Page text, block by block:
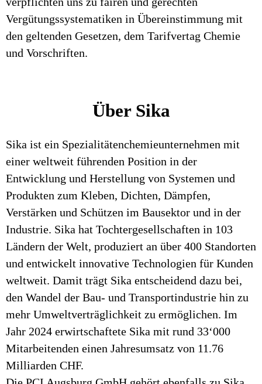
Vergütungssystematiken in Übereinstimmung mit
den geltenden Gesetzen, dem Tarifvertag Chemie
und Vorschriften.
Über Sika
Sika ist ein Spezialitätenchemieunternehmen mit
einer weltweit führenden Position in der
Entwicklung und Herstellung von Systemen und
Produkten zum Kleben, Dichten, Dämpfen,
Verstärken und Schützen im Bausektor und in der
Industrie. Sika hat Tochtergesellschaften in 103
Ländern der Welt, produziert an über 400 Standorten
und entwickelt innovative Technologien für Kunden
weltweit. Damit trägt Sika entscheidend dazu bei,
den Wandel der Bau- und Transportindustrie hin zu
mehr Umweltverträglichkeit zu ermöglichen. Im
Jahr 2024 erwirtschaftete Sika mit rund 33‘000
Mitarbeitenden einen Jahresumsatz von 11.76
Milliarden CHF.